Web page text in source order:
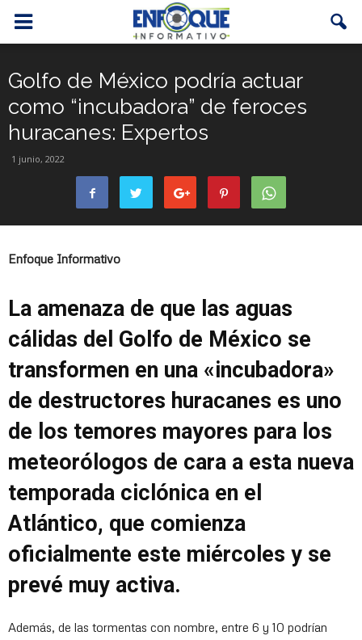
Golfo de México podría actuar
como “incubadora” de feroces
huracanes: Expertos
1 junio, 2022
Enfoque Informativo
La amenaza de que las aguas
cálidas del Golfo de México se
transformen en una «incubadora»
de destructores huracanes es uno
de los temores mayores para los
meteorólogos de cara a esta nueva
temporada ciclónica en el
Atlántico, que comienza
oficialmente este miércoles y se
prevé muy activa.
Además, de las tormentas con nombre, entre 6 y 10 podrían